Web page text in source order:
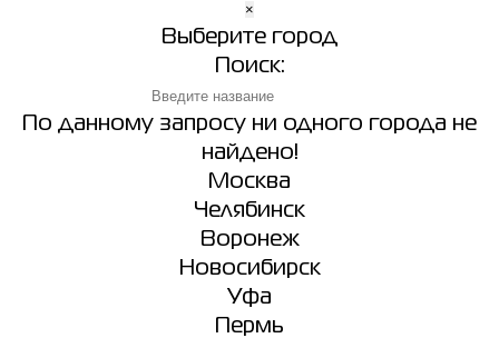
×
Выберите город
Поиск:
По данному запросу ни одного города не
найдено!
Москва
Челябинск
Воронеж
Новосибирск
Уфа
Пермь